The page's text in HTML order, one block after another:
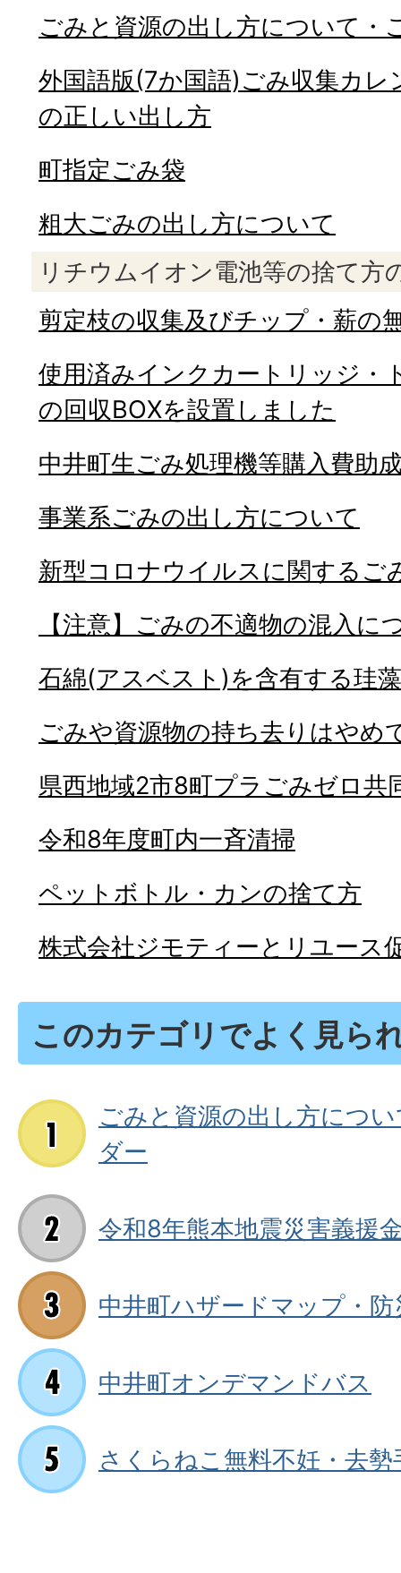
ごみと資源の出し方について・
外国語版(7か国語)ごみ収集カレ
の正しい出し方
町指定ごみ袋
粗大ごみの出し方について
リチウムイオン電池等の捨て方
剪定枝の収集及びチップ・薪の
使用済みインクカートリッジ・
の回収BOXを設置しました
中井町生ごみ処理機等購入費助
事業系ごみの出し方について
新型コロナウイルスに関するご
【注意】ごみの不適物の混入に
石綿(アスベスト)を含有する珪
ごみや資源物の持ち去りはやめ
県西地域2市8町プラごみゼロ共
令和8年度町内一斉清掃
ペットボトル・カンの捨て方
株式会社ジモティーとリユース
このカテゴリでよく見ら
ごみと資源の出し方につ
ダー
令和8年熊本地震災害義援
中井町ハザードマップ・
中井町オンデマンドバス
さくらねこ無料不妊・去